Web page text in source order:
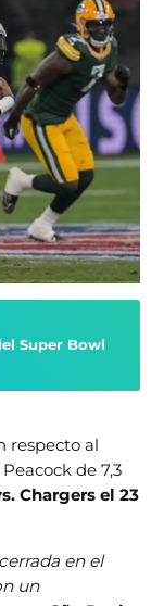
Super Bowl
respecto al
de 7,3
Chargers el 23
en el
un